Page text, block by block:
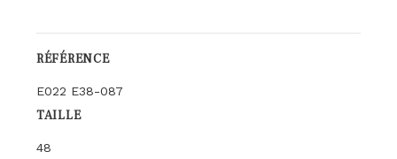
RÉFÉRENCE
E022 E38-087
TAILLE
48